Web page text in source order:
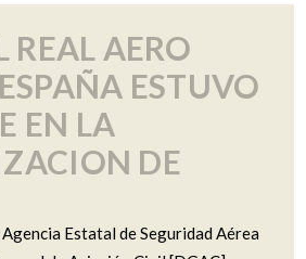
REAL AERO
ESTUVO
EN LA
DE
Agencia Estatal de Seguridad Aérea